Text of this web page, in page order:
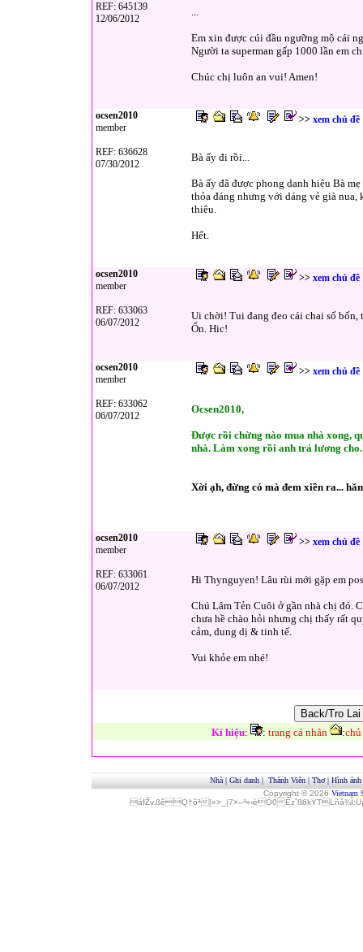
REF: 645139
12/06/2012
...
Em xin được cúi đầu ngưỡng mộ cái
Người ta superman gấp 1000 lần em
Chúc chị luôn an vui! Amen!
ocsen2010
member
REF: 636628
07/30/2012
>> xem chủ đề
Bà ấy đi rồi...
Bà ấy đã được phong danh hiệu Bà
thỏa đáng nhưng với dáng vẻ già nua,
thiêu.
Hết.
ocsen2010
member
REF: 633063
06/07/2012
>> xem chủ đề
Ui chời! Tui đang đeo cái chai số
Ổn. Hic!
ocsen2010
member
REF: 633062
06/07/2012
>> xem chủ đề
Ocsen2010,
Được rồi chừng nào mua nhà xong,
nhà. Làm xong rồi anh trả lương
Xời ạh, đừng có mà đem xiền ra...
ocsen2010
member
REF: 633061
06/07/2012
>> xem chủ đề
Hi Thynguyen! Lâu rùi mới gặp em
Chú Lâm Tẻn Cuôi ở gần nhà chị đó.
chưa hề chào hỏi nhưng chị thấy rất
cảm, dung dị & tinh tế.
Vui khỏe em nhé!
Kí hiệu: : trang cá nhân :chủ
Nhà | Ghi danh | Thành Viên | Thơ| Hình ảnh
Copyright © 2026 Vietnam
áfŽv‚ßêQ†ôª[»>_|7×–²»‹èÓ0